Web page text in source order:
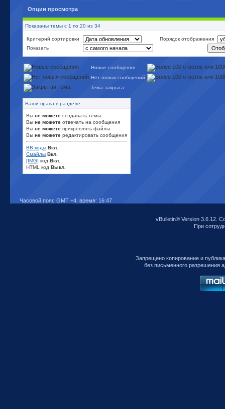
Опции просмотра
Показаны темы с 1 по 20 из 34
Критерий сортировки
Порядок отображения
Показать
Новые сообщения
Нет новых сообщений
Тема закрыта
Ваши права в разделе
Вы не можете создавать темы
Вы не можете отвечать на сообщения
Вы не можете прикреплять файлы
Вы не можете редактировать сообщения
BB коды Вкл.
Смайлы Вкл.
[IMG] код Вкл.
HTML код Выкл.
Часовой пояс GMT +4, время: 16:47
vBulletin® Version 3.6.12.
При
Запрещено копирование и
без письменного разрешения